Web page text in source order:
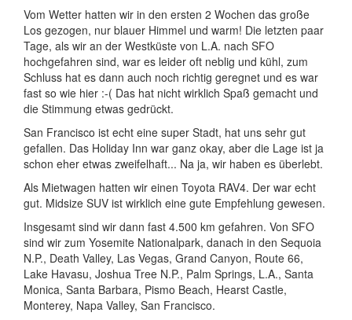
Vom Wetter hatten wir in den ersten 2 Wochen das große
Los gezogen, nur blauer Himmel und warm! Die letzten paar
Tage, als wir an der Westküste von L.A. nach SFO
hochgefahren sind, war es leider oft neblig und kühl, zum
Schluss hat es dann auch noch richtig geregnet und es war
fast so wie hier :-( Das hat nicht wirklich Spaß gemacht und
die Stimmung etwas gedrückt.
San Francisco ist echt eine super Stadt, hat uns sehr gut
gefallen. Das Holiday Inn war ganz okay, aber die Lage ist ja
schon eher etwas zweifelhaft... Na ja, wir haben es überlebt.
Als Mietwagen hatten wir einen Toyota RAV4. Der war echt
gut. Midsize SUV ist wirklich eine gute Empfehlung gewesen.
Insgesamt sind wir dann fast 4.500 km gefahren. Von SFO
sind wir zum Yosemite Nationalpark, danach in den Sequoia
N.P., Death Valley, Las Vegas, Grand Canyon, Route 66,
Lake Havasu, Joshua Tree N.P., Palm Springs, L.A., Santa
Monica, Santa Barbara, Pismo Beach, Hearst Castle,
Monterey, Napa Valley, San Francisco.